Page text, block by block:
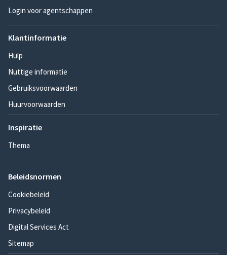
Login voor agentschappen
Klantinformatie
Hulp
Nuttige informatie
Gebruiksvoorwaarden
Huurvoorwaarden
Inspiratie
Thema
Beleidsnormen
Cookiebeleid
Privacybeleid
Digital Services Act
Sitemap